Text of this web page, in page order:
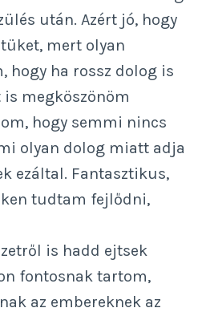
után. Azért jó, hogy
mert olyan
hogy ha rossz dolog is
megköszönöm
hogy semmi nincs
olyan dolog miatt adja
ezáltal. Fantasztikus,
tudtam fejlődni,
is hadd ejtsek
fontosnak tartom,
az embereknek az